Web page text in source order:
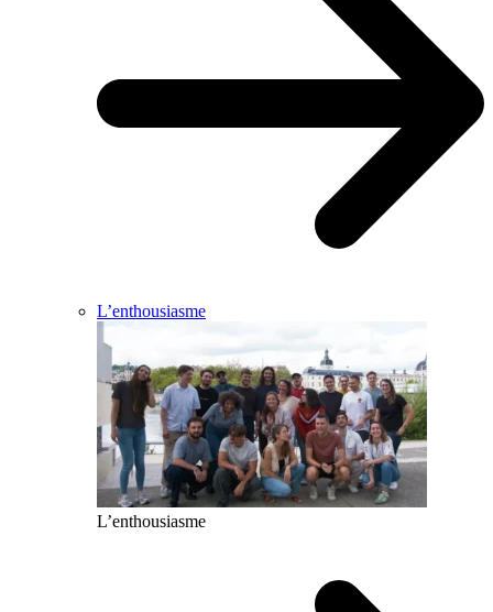
L’enthousiasme
L’enthousiasme